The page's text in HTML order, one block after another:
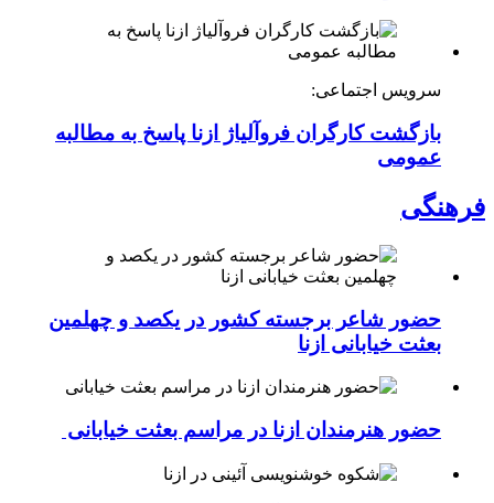
سرویس اجتماعی:
بازگشت کارگران فروآلیاژ ازنا پاسخ به مطالبه
عمومی
فرهنگی
حضور شاعر برجسته کشور در یکصد و چهلمین
بعثت خیابانی ازنا
حضور هنرمندان ازنا در مراسم بعثت خیابانی